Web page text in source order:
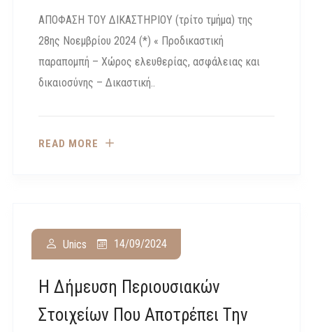
ΑΠΟΦΑΣΗ ΤΟΥ ΔΙΚΑΣΤΗΡΙΟΥ (τρίτο τμήμα) της
28ης Νοεμβρίου 2024 (*) « Προδικαστική
παραπομπή – Χώρος ελευθερίας, ασφάλειας και
δικαιοσύνης – Δικαστική..
READ MORE
Η Δήμευση Περιουσιακών
Στοιχείων Που Αποτρέπει Την
Unics 14/09/2024